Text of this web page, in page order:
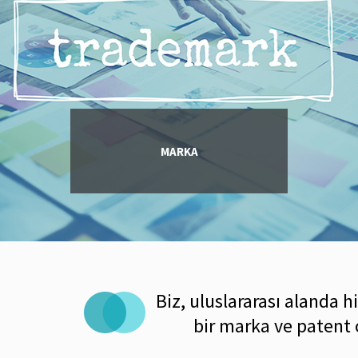
MARKA
Biz, uluslararası alanda
bir marka ve patent